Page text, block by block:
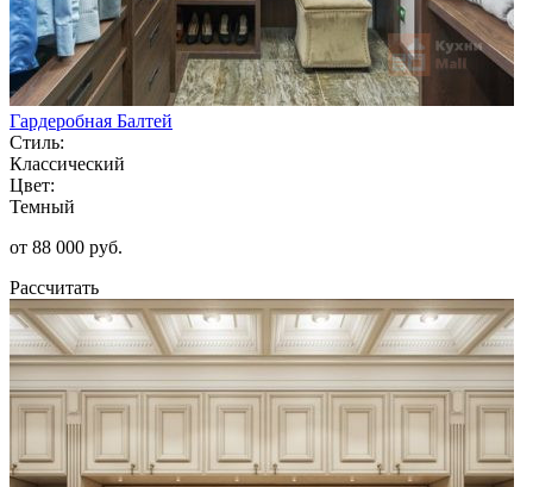
Гардеробная Балтей
Стиль:
Классический
Цвет:
Темный
от 88 000 руб.
Рассчитать